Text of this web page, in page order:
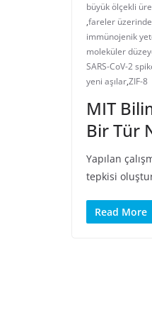
büyük ölçekli
,fareler üzerinde
immünojenik
moleküler
SARS-CoV-2
yeni aşılar,ZIF-8
MIT
Bir Tür
Yapılan
tepkisi
Read More